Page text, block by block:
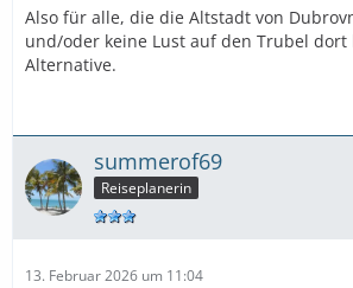
Also für alle, die die Altstadt von
und/oder keine Lust auf den Trubel dort
Alternative.
summerof69
Reiseplanerin
13. Februar 2026 um 11:04